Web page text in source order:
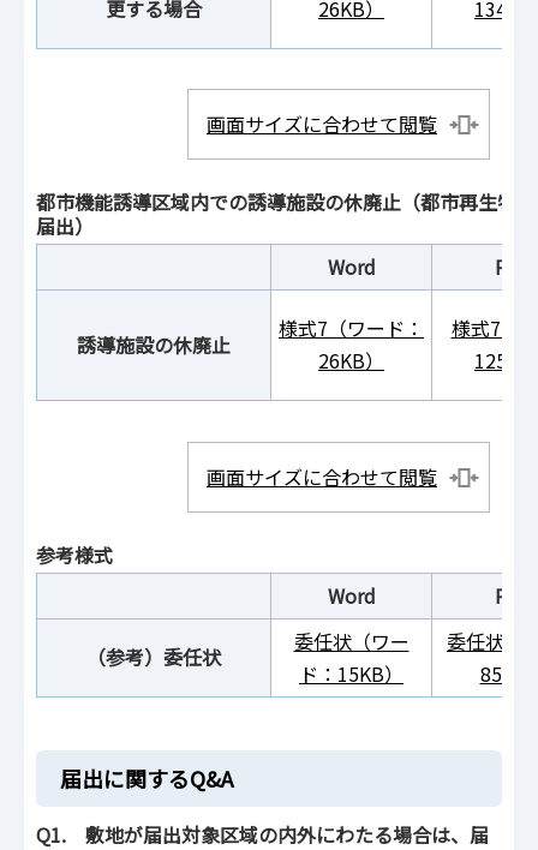
更する場合 26KB） 134KB
画面サイズに合わせて閲覧
都市機能誘導区域内での誘導施設の休廃止（都市再生特
届出）
Word
PDF
誘導施設の休廃止
様式7（ワード：
26KB）
様式7（
125KB
画面サイズに合わせて閲覧
参考様式
Word
PDF
（参考）委任状
委任状（ワー
ド：15KB）
委任状（
85KB
届出に関するQ&A
Q1. 敷地が届出対象区域の内外にわたる場合は、届